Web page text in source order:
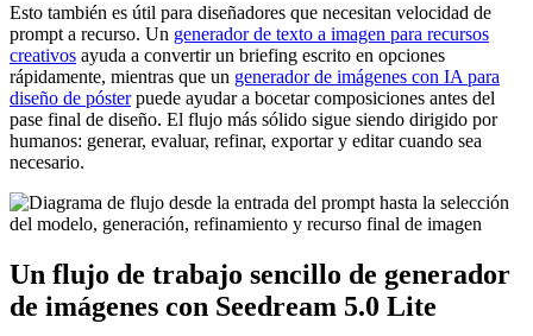
Esto también es útil para diseñadores que necesitan velocidad de
prompt a recurso. Un generador de texto a imagen para recursos
creativos ayuda a convertir un briefing escrito en opciones
rápidamente, mientras que un generador de imágenes con IA para
diseño de pósterpuede ayudar a bocetar composiciones antes del
pase final de diseño. El flujo más sólido sigue siendo dirigido por
humanos: generar, evaluar, refinar, exportar y editar cuando sea
necesario.
Un flujo de trabajo sencillo de generador
de imágenes con Seedream 5.0 Lite